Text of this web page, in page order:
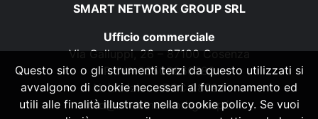
SMART NETWORK GROUP SRL
Ufficio commerciale
Via Galluppi, 26 – 87100 Cosenza
P. IVA 03500860782
N. iscrizione ROC 28794
info@smartnetworkgroup.it
Questo sito o gli strumenti terzi da questo utilizzati si
avvalgono di cookie necessari al funzionamento ed
utili alle finalità illustrate nella cookie policy. Se vuoi